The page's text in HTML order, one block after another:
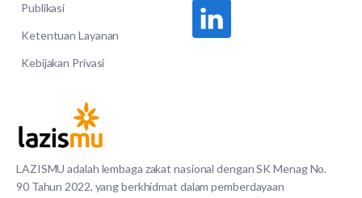
LAZISMU adalah lembaga zakat nasional dengan SK Menag No.
90 Tahun 2022, yang berkhidmat dalam pemberdayaan
Publikasi
Ketentuan Layanan
Kebijakan Privasi